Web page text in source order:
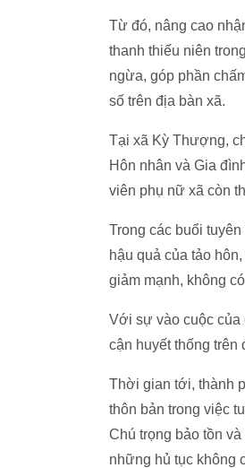
Từ đó, nâng cao
thanh thiếu niên
ngừa, góp phần
số trên địa bàn xã.
Tại xã Kỳ Thượng,
Hôn nhân và Gia
viên phụ nữ xã còn
Trong các buổi
hậu quả của tảo
giảm mạnh, không
Với sự vào cuộc của
cận huyết thống trên
Thời gian tới, thành
thôn bản trong việc
Chú trọng bảo tồn
những hủ tục không